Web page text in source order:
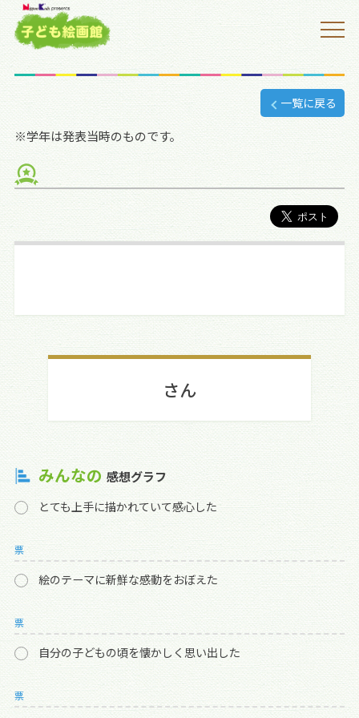
一覧に戻る
※学年は発表当時のものです。
さん
みんなの 感想グラフ
とても上手に描かれていて感心した
票
絵のテーマに新鮮な感動をおぼえた
票
自分の子どもの頃を懐かしく思い出した
票